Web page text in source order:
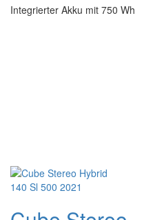
Integrierter Akku mit 750 Wh